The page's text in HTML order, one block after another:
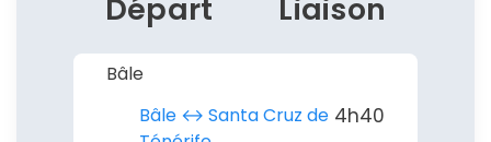
Départ Liaison
Bâle
Bâle ↔︎ Santa Cruz de 4h40